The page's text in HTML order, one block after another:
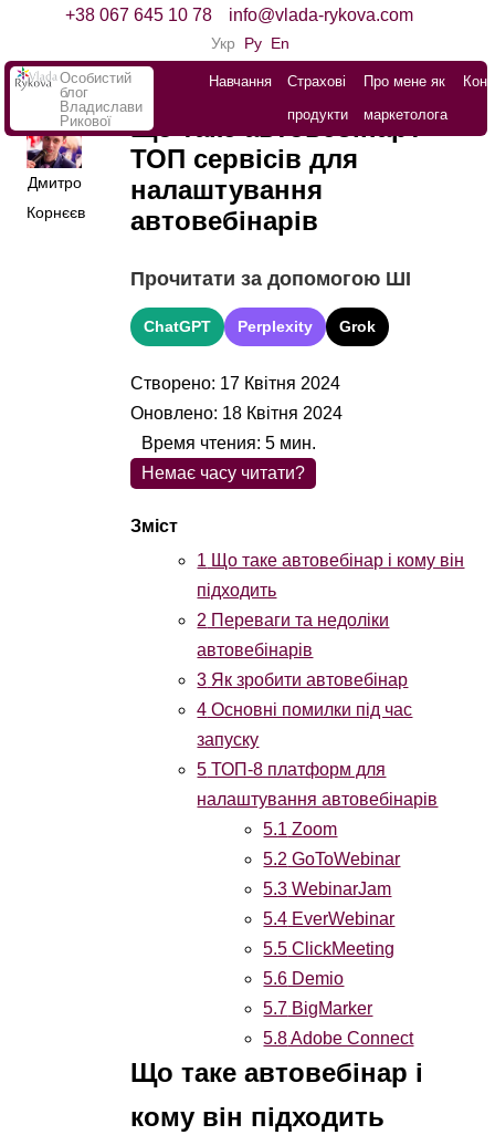
+38 067 645 10 78 info@vlada-rykova.com
Укр Ру En
Особистий
блог
Владислави
Рикової
Навчання
Страхові
продукти
Про мене як
маркетолога
Дмитро
Корнєєв
Що таке автовебінар?
ТОП сервісів для
налаштування
автовебінарів
Прочитати за допомогою ШІ
ChatGPT Perplexity Grok
Створено: 17 Квітня 2024
Оновлено: 18 Квітня 2024
Немає часу читати?
1 Що таке автовебінар і кому він
підходить
2 Переваги та недоліки
автовебінарів
3 Як зробити автовебінар
4 Основні помилки під час
запуску
5 ТОП-8 платформ для
налаштування автовебінарів
5.1 Zoom
5.2 GoToWebinar
5.3 WebinarJam
5.4 EverWebinar
5.5 ClickMeeting
5.6 Demio
5.7 BigMarker
5.8Adobe Connect
Время чтения:5 мин.
Що таке автовебінар і
кому він підходить